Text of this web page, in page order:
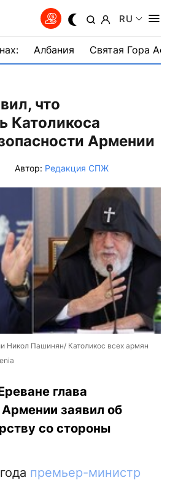
RU
Албания Святая Гора
что
Католикоса
Армении
Автор: Редакция СПЖ
Никол Пашинян/ Католикос всех армян
глава
заявил об
со стороны
премьер-министр